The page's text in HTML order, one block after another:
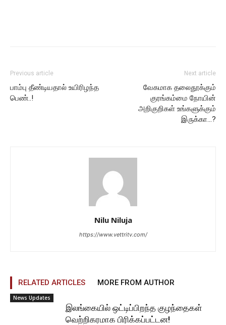
Previous article
பாம்பு தீண்டியதால் உயிரிழந்த
பெண்..!
Next article
வேகமாக தலைதூக்கும்
குரங்கம்மை நோயின்
அறிகுறிகள் உங்களுக்கும்
இருக்கா…?
Nilu Niluja
https://www.vettritv.com/
RELATED ARTICLES MORE FROM AUTHOR
News Updates
இலங்கையில் ஒட்டிப்பிறந்த குழந்தைகள்
வெற்றிகரமாக பிரிக்கப்பட்டன!